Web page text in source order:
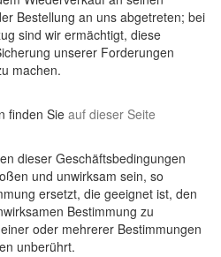
Bestellung an uns abgetreten; bei
sind wir ermächtigt, diese
unserer Forderungen
machen.
finden Sie auf dieser Seite
dieser Geschäftsbedingungen
und unwirksam sein, so
ersetzt, die geeignet ist, den
Bestimmung zu
oder mehrerer Bestimmungen
unberührt.